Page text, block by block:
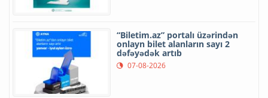
“Biletim.az” portalı üzərindən
onlayn bilet alanların sayı 2
dəfəyədək artıb
07-08-2026